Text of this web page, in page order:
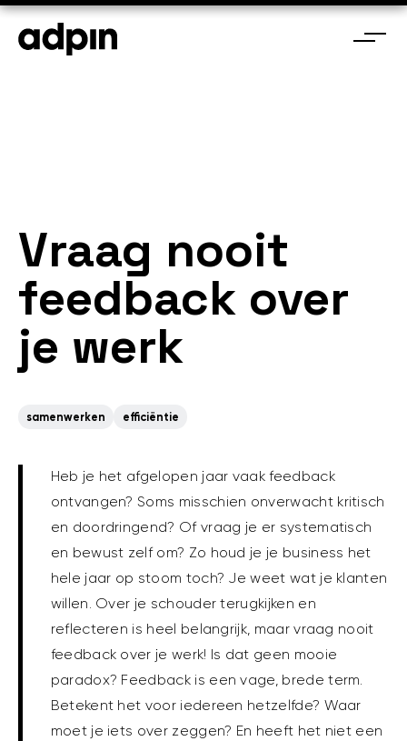
Vraag nooit
feedback over
je werk
samenwerken efficiëntie
Heb je het afgelopen jaar vaak feedback
ontvangen? Soms misschien onverwacht kritisch
en doordringend? Of vraag je er systematisch
en bewust zelf om? Zo houd je je business het
hele jaar op stoom toch? Je weet wat je klanten
willen. Over je schouder terugkijken en
reflecteren is heel belangrijk, maar vraag nooit
feedback over je werk! Is dat geen mooie
paradox? Feedback is een vage, brede term.
Betekent het voor iedereen hetzelfde? Waar
moet je iets over zeggen? En heeft het niet een